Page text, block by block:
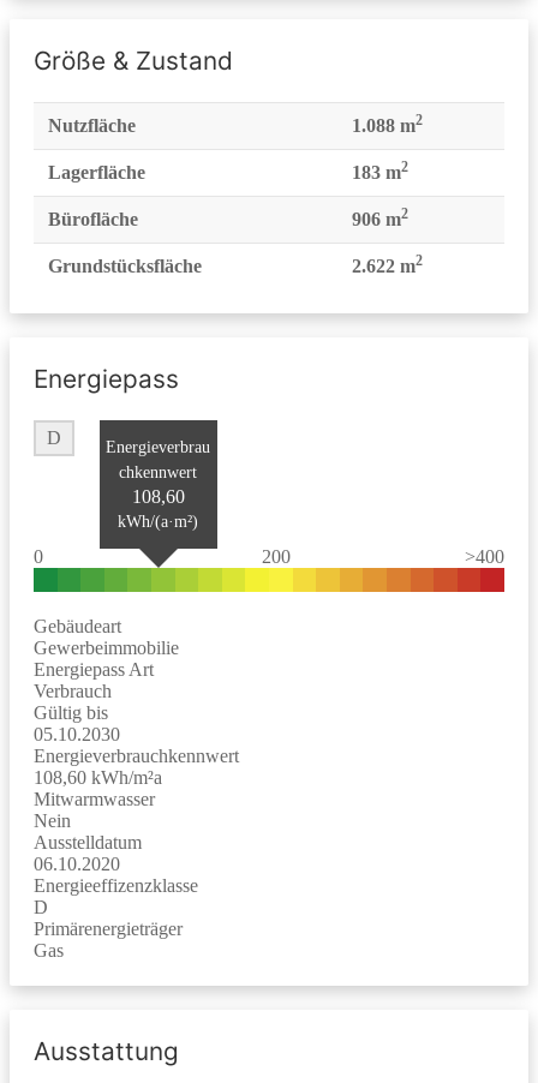
Größe & Zustand
Nutzfläche 1.088 m2
Lagerfläche 183 m2
Bürofläche 906 m2
Grundstücksfläche 2.622 m2
Energiepass
D
Energieverbrau
chkennwert
108,60
kWh/(a·m²)
0 200 >400
Gebäudeart
Gewerbeimmobilie
Energiepass Art
Verbrauch
Gültig bis
05.10.2030
Energieverbrauchkennwert
108,60 kWh/m²a
Mitwarmwasser
Nein
Ausstelldatum
06.10.2020
Energieeffizenzklasse
D
Primärenergieträger
Gas
Ausstattung